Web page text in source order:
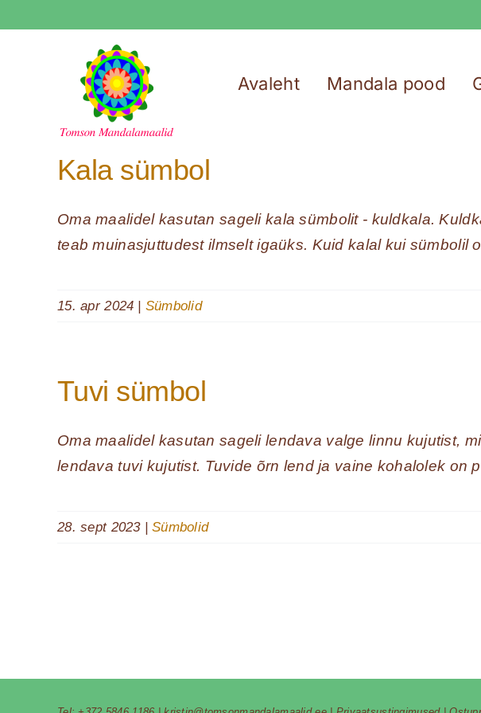
Avaleht Mandala pood
Kala sümbol
Oma maalidel kasutan sageli kala sümbolit - kuldkala.
teab muinasjuttudest ilmselt igaüks. Kuid kalal kui sümbolil
15. apr 2024 | Sümbolid
Tuvi sümbol
Oma maalidel kasutan sageli lendava valge linnu kujutist,
lendava tuvi kujutist. Tuvide õrn lend ja vaine kohalolek on
28. sept 2023 | Sümbolid